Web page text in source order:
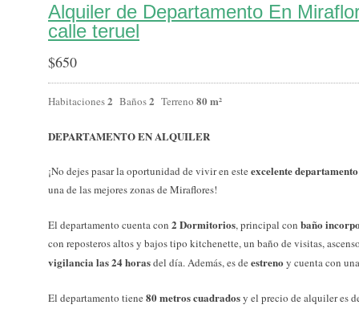
Alquiler de Departamento En
calle teruel
$650
Habitaciones2 Baños2 Terreno 80 m²
DEPARTAMENTO EN ALQUILER
¡No dejes pasar la oportunidad de vivir en este excelente
una de las mejores zonas de Miraflores!
El departamento cuenta con 2 Dormitorios, principal con baño
con reposteros altos y bajos tipo kitchenette, un baño de visitas,
vigilancia las 24 horasdel día. Además, es de estreno y cuenta con
El departamento tiene 80 metros cuadradosy el precio de alquiler es